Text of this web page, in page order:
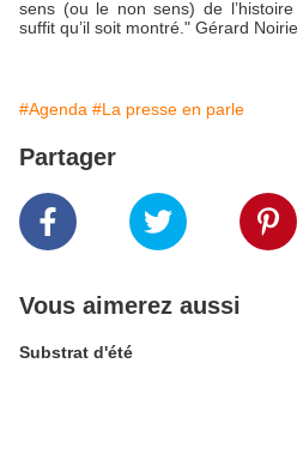
sens (ou le non sens) de
suffit qu’il soit montré." Gérard
#Agenda #La presse en parle
Partager
Vous aimerez aussi
Substrat d'été